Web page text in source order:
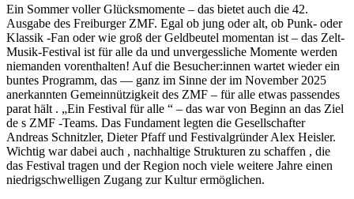
Ein Sommer voller Glücksmomente – das bietet auch die 42.
Ausgabe des Freiburger ZMF. Egal ob jung oder alt, ob Punk- oder
Klassik -Fan oder wie groß der Geldbeutel momentan ist – das Zelt-
Musik-Festival ist für alle da und unvergessliche Momente werden
niemanden vorenthalten! Auf die Besucher:innen wartet wieder ein
buntes Programm, das — ganz im Sinne der im November 2025
anerkannten Gemeinnützigkeit des ZMF – für alle etwas passendes
parat hält . „Ein Festival für alle “ – das war von Beginn an das Ziel
de s ZMF -Teams. Das Fundament legten die Gesellschafter
Andreas Schnitzler, Dieter Pfaff und Festivalgründer Alex Heisler.
Wichtig war dabei auch , nachhaltige Strukturen zu schaffen , die
das Festival tragen und der Region noch viele weitere Jahre einen
niedrigschwelligen Zugang zur Kultur ermöglichen.